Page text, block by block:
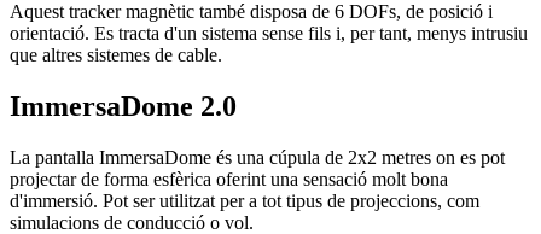
Aquest tracker magnètic també disposa de 6 DOFs, de posició i
orientació. Es tracta d'un sistema sense fils i, per tant, menys intrusiu
que altres sistemes de cable.
ImmersaDome 2.0
La pantalla ImmersaDome és una cúpula de 2x2 metres on es pot
projectar de forma esfèrica oferint una sensació molt bona
d'immersió. Pot ser utilitzat per a tot tipus de projeccions, com
simulacions de conducció o vol.